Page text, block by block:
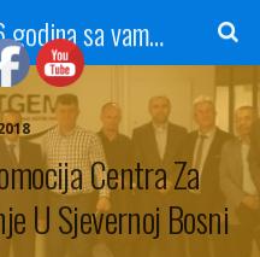
Radio Gradačac - 56 godina sa vama...
Centra Za
U Sjevernoj Bosni